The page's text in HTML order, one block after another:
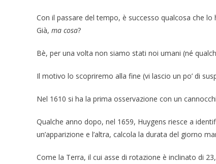
Con il passare del tempo, è successo qualcosa che
Già, ma cosa?
Bè, per una volta non siamo stati noi umani (né
Il motivo lo scopriremo alla fine (vi lascio un po’ di
Nel 1610 si ha la prima osservazione con un
Qualche anno dopo, nel 1659, Huygens riesce a
un’apparizione e l’altra, calcola la durata del giorno
Come la Terra, il cui asse di rotazione è inclinato di